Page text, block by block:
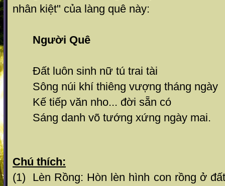
nhân kiệt" của làng quê này:
Người Quê
Đất luôn sinh nữ tú trai tài
Sông núi khí thiêng vượng tháng ngày
Kế tiếp văn nho... đời sẵn có
Sáng danh võ tướng xứng ngày mai.
Chú thích:
(1) Lèn Rồng: Hòn lèn hình con rồng ở